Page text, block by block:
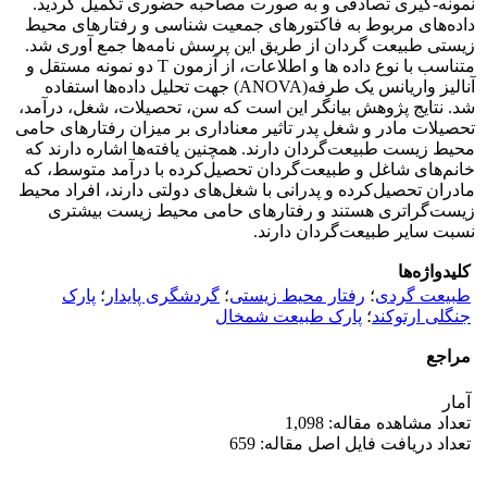
نمونه-گیری تصادفی و به صورت مصاحبه حضوری تکمیل گردید.
داده‌های مربوط به فاکتورهای جمعیت شناسی و رفتارهای محیط
زیستی طبیعت گردان از طریق این پرسش نامه‌ها جمع آوری شد.
متناسب با نوع داده ها و اطلاعات، از آزمون T دو نمونه مستقل و
آنالیز واریانس یک طرفه(ANOVA) جهت تحلیل داده‌ها استفاده
شد. نتایج پژوهش بیانگر این است که سن، تحصیلات، شغل، درآمد،
تحصیلات مادر و شغل پدر تاثیر معناداری بر میزان رفتارهای حامی
محیط زیست طبیعت‌گردان دارند. همچنین یافته‌ها اشاره دارند که
خانم‌های شاغل و طبیعت‌گردان تحصیل‌کرده با درآمد متوسط، که
مادران تحصیل‌کرده و پدرانی با شغل‌های دولتی دارند، افراد محیط
زیست‌گرا‌تری هستند و رفتارهای حامی محیط زیست بیشتری
نسبت سایر طبیعت‌گردان دارند.
کلیدواژه‌ها
طبیعت گردی؛ رفتار محیط زیستی؛ گردشگری پایدار ؛ پارک
جنگلی ارتوکند؛ پارک طبیعت شمخال
مراجع
آمار
تعداد مشاهده مقاله: 1,098
تعداد دریافت فایل اصل مقاله: 659